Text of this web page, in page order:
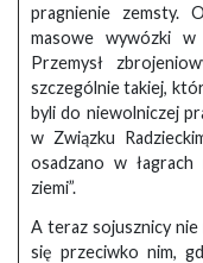
pragnienie zemsty.
masowe wywózki
Przemysł
szczególnie takiej,
byli do niewolniczej
w Związku
osadzano w łagrach
ziemi”.
A teraz sojusznicy nie
się przeciwko nim,